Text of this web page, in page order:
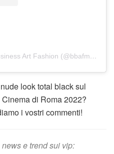
Un post condiviso da Book Business Art Fashion (@bbafmagazine)
look total black sul
di Roma 2022?
i vostri commenti!
e trend sui vip: